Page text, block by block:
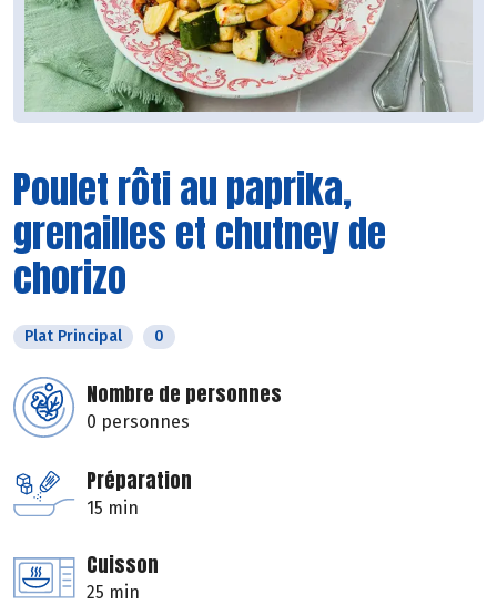
Poulet rôti au paprika,
grenailles et chutney de
chorizo
Plat Principal 0
Nombre de personnes
0 personnes
Préparation
15 min
Cuisson
25 min